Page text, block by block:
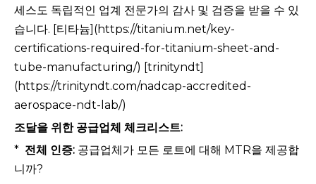
세스도 독립적인 업계 전문가의 감사 및 검증을 받을 수 있
습니다. [티타늄](https://titanium.net/key-
certifications-required-for-titanium-sheet-and-
tube-manufacturing/) [trinityndt]
(https://trinityndt.com/nadcap-accredited-
aerospace-ndt-lab/)
조달을 위한 공급업체 체크리스트:
* 전체 인증: 공급업체가 모든 로트에 대해 MTR을 제공합
니까?